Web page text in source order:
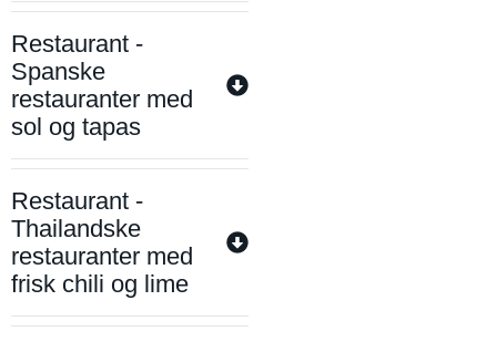
Restaurant -
Spanske
restauranter med
sol og tapas
Restaurant -
Thailandske
restauranter med
frisk chili og lime